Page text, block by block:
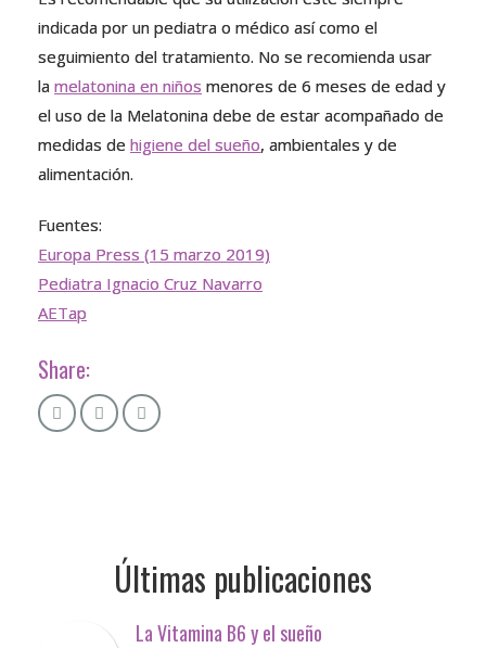
indicada por un pediatra o médico así como el
seguimiento del tratamiento. No se recomienda usar
la melatonina en niños menores de 6 meses de edad y
el uso de la Melatonina debe de estar acompañado de
medidas de higiene del sueño, ambientales y de
alimentación.
Fuentes:
Europa Press (15 marzo 2019)
Pediatra Ignacio Cruz Navarro
AETap
Share:
Últimas publicaciones
La Vitamina B6 y el sueño